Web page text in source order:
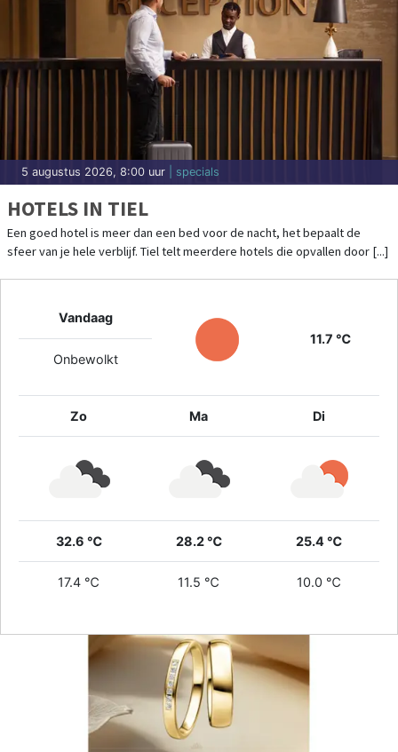
5 augustus 2026, 8:00 uur | specials
HOTELS IN TIEL
Een goed hotel is meer dan een bed voor de nacht, het bepaalt de
sfeer van je hele verblijf. Tiel telt meerdere hotels die opvallen door [...]
Vandaag
11.7 ℃
Onbewolkt
Zo Ma Di
32.6 ℃ 28.2 ℃ 25.4 ℃
17.4 ℃ 11.5 ℃ 10.0 ℃